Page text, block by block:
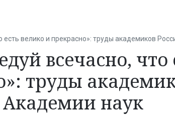
есть велико и прекрасно»: труды академиков
всечасно, что
труды
Академии наук